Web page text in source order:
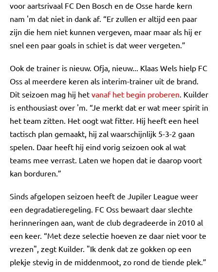
voor aartsrivaal FC Den Bosch en de Osse harde kern
nam 'm dat niet in dank af. “Er zullen er altijd een paar
zijn die hem niet kunnen vergeven, maar maar als hij er
snel een paar goals in schiet is dat weer vergeten.”
Ook de trainer is nieuw. Ofja, nieuw... Klaas Wels hielp FC
Oss al meerdere keren als interim-trainer uit de brand.
Dit seizoen mag hij het vanaf het begin proberen. Kuilder
is enthousiast over 'm. “Je merkt dat er wat meer spirit in
het team zitten. Het oogt wat fitter. Hij heeft een heel
tactisch plan gemaakt, hij zal waarschijnlijk 5-3-2 gaan
spelen. Daar heeft hij eind vorig seizoen ook al wat
teams mee verrast. Laten we hopen dat ie daarop voort
kan borduren.”
Sinds afgelopen seizoen heeft de Jupiler League weer
een degradatieregeling. FC Oss bewaart daar slechte
herinneringen aan, want de club degradeerde in 2010 al
een keer. “Met deze selectie hoeven ze daar niet voor te
vrezen", zegt Kuilder. "Ik denk dat ze gokken op een
plekje stevig in de middenmoot, zo rond de tiende plek.”